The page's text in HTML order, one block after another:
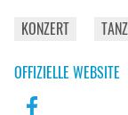
KONZERT
OFFIZIELLE WEBSITE